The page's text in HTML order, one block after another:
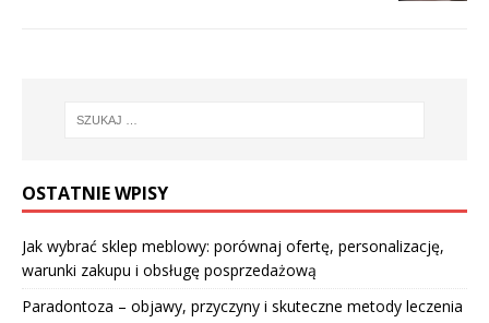
OSTATNIE WPISY
Jak wybrać sklep meblowy: porównaj ofertę, personalizację,
warunki zakupu i obsługę posprzedażową
Paradontoza – objawy, przyczyny i skuteczne metody leczenia